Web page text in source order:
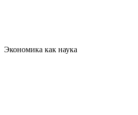
Экономика как наука